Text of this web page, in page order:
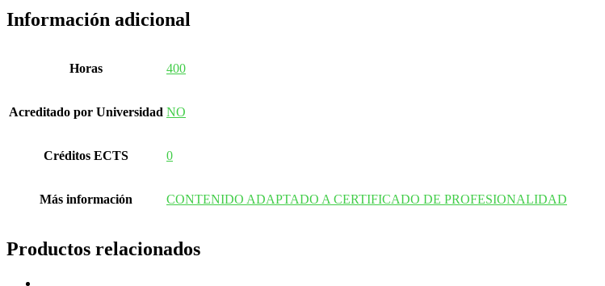
Información adicional
Horas 400
Acreditado por Universidad NO
Créditos ECTS 0
Más información CONTENIDO ADAPTADO A CERTIFICADO DE PROFESIONALIDAD
Productos relacionados